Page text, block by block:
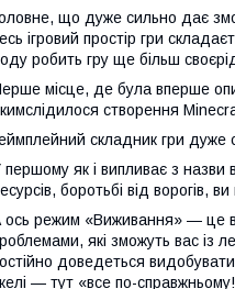
що дуже сильно дає
ігровий простір гри
робить гру ще більш
місце, де була вперше
створення
складник гри дуже
першому як і випливає з назви
боротьбі від ворогів,
ось режим «Виживання» — це
які зможуть вас із
доведеться
— тут «все по-